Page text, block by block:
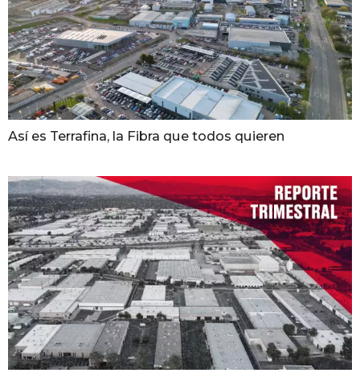
Así es Terrafina, la Fibra que todos quieren